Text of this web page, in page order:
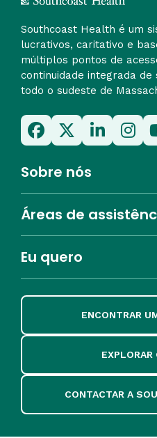
Southcoast Health é um
lucrativos, caritativo e
múltiplos pontos de
continuidade integrada de
todo o sudeste de
Sobre nós
Áreas de
Eu quero
ENCONTRAR
EXPLORAR
CONTACTAR A